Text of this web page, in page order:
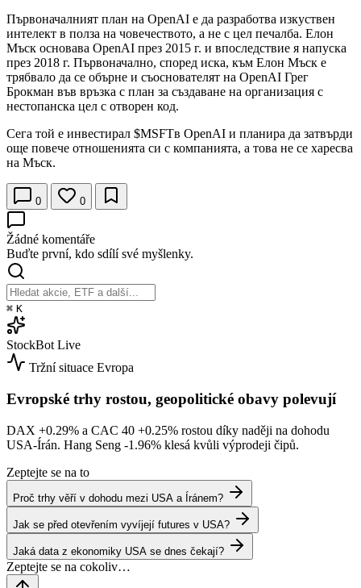
Първоначалният план на OpenAI е да разработва изкуствен
интелект в полза на човечеството, а не с цел печалба. Елон
Мъск основава OpenAI през 2015 г. и впоследствие я напуска
през 2018 г. Първоначално, според иска, към Елон Мъск е
трябвало да се обърне и съоснователят на OpenAI Грег
Брокман във връзка с план за създаване на организация с
нестопанска цел с отворен код.
Сега той е инвестирал $MSFTв OpenAI и планира да затвърди
още повече отношенията си с компанията, а това не се харесва
на Мъск.
0 0
Žádné komentáře
Buďte první, kdo sdílí své myšlenky.
⌘ K
StockBot Live
Tržní situace Evropa
Evropské trhy rostou, geopolitické obavy polevují
DAX +0.29% a CAC 40 +0.25% rostou díky naději na dohodu
USA-Írán. Hang Seng -1.96% klesá kvůli výprodeji čipů.
Zeptejte se na to
Proč trhy věří v dohodu mezi USA a Íránem?
Jak se před otevřením vyvíjejí futures v USA?
Jaká data z ekonomiky USA se dnes čekají?